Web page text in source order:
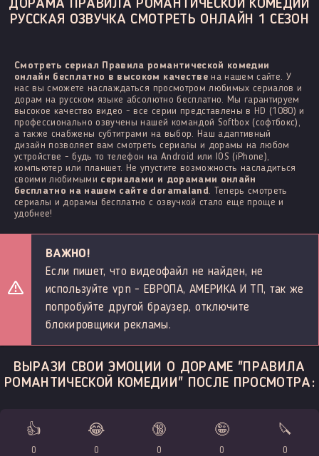
ДОРАМА ПРАВИЛА РОМАНТИЧЕСКОЙ КОМЕДИИ
РУССКАЯ ОЗВУЧКА СМОТРЕТЬ ОНЛАЙН 1 СЕЗОН
Смотреть сериал Правила романтической комедии
онлайн бесплатно в высоком качествена нашем сайте. У
нас вы сможете наслаждаться просмотром любимых сериалов и
дорам на русском языке абсолютно бесплатно. Мы гарантируем
высокое качество видео - все серии представлены в HD (1080) и
профессионально озвучены нашей командой Softbox (софтбокс),
а также снабжены субтитрами на выбор. Наш адаптивный
дизайн позволяет вам смотреть сериалы и дорамы на любом
устройстве - будь то телефон на Android или IOS (iPhone),
компьютер или планшет. Не упустите возможность насладиться
своими любимыми сериалами и дорамами онлайн
бесплатно на нашем сайте doramaland . Теперь смотреть
сериалы и дорамы бесплатно с озвучкой стало еще проще и
удобнее!
ВАЖНО!
Если пишет, что видеофайл не найден, не
используйте vpn - ЕВРОПА, АМЕРИКА И ТП, так же
попробуйте другой браузер, отключите
блокировщики рекламы.
ВЫРАЗИ СВОИ ЭМОЦИИ О ДОРАМЕ "ПРАВИЛА
РОМАНТИЧЕСКОЙ КОМЕДИИ" ПОСЛЕ ПРОСМОТРА:
👍
0
😂
0
🔞
0
🤪
0
🔪
0